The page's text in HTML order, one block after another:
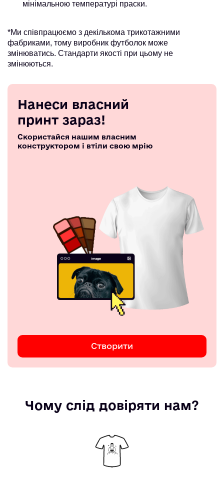
мінімальною температурі праски.
*Ми співпрацюємо з декількома трикотажними
фабриками, тому виробник футболок може
змінюватись. Стандарти якості при цьому не
змінюються.
Нанеси власний
принт зараз!
Скористайся нашим власним
конструктором і втіли свою мрію
Створити
Чому слід довіряти нам?